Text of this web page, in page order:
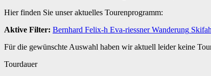
Hier finden Sie unser aktuelles Tourenprogramm:
Aktive Filter: Bernhard Felix-h Eva-riessnerWanderung
Für die gewünschte Auswahl haben wir aktuell leider keine
Tourdauer